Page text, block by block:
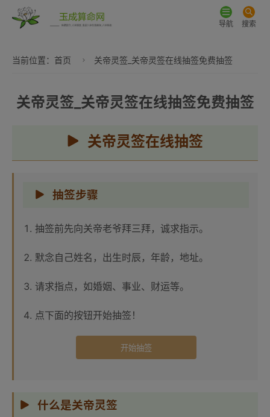
导航 搜索
当前位置： 首页 关帝灵签_关帝灵签在线抽签免费抽签
关帝灵签_关帝灵签在线抽签免费抽签
关帝灵签在线抽签
抽签步骤
抽签前先向关帝老爷拜三拜，诚求指示。
默念自己姓名，出生时辰，年龄，地址。
请求指点，如婚姻、事业、财运等。
点下面的按钮开始抽签！
开始抽签
什么是关帝灵签